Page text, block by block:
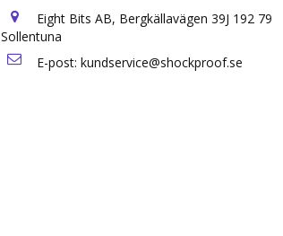
Eight Bits AB, Bergkällavägen 39J 192 79
Sollentuna
E-post: kundservice@shockproof.se